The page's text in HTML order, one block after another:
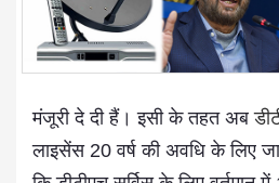
मंजूरी दे दी हैं। इसी के तहत अब
लाइसेंस 20 वर्ष की अवधि के लिए